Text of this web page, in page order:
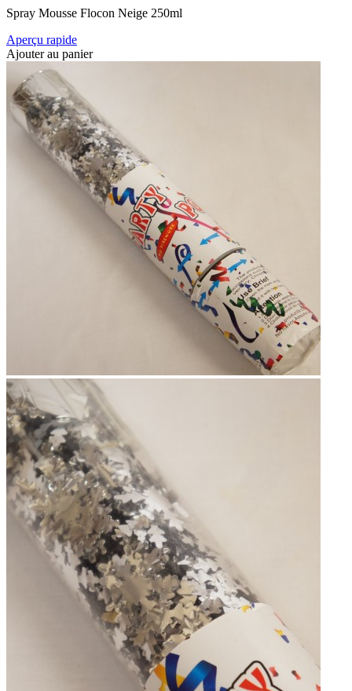
Spray Mousse Flocon Neige 250ml
Aperçu rapide
Ajouter au panier